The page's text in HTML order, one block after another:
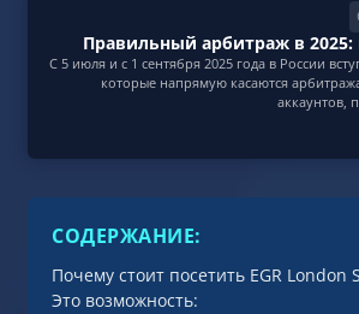
Правильный арбитраж в
С 5 июля и с 1 сентября 2025 года в России
которые напрямую касаются
аккаунтов,
СОДЕРЖАНИЕ:
Почему стоит посетить EGR London
Это возможность: